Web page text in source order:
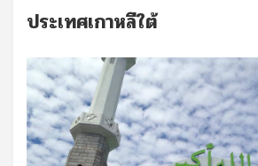
ประเทศเกาหลีใต้